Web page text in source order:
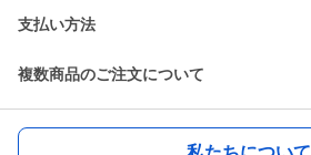
支払い方法
複数商品のご注文について